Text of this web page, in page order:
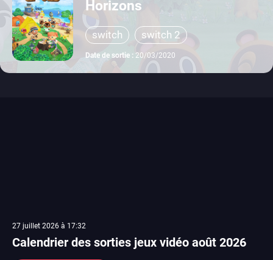
Horizons
switch switch 2
Date de sortie : 20/03/2020
27 juillet 2026 à 17:32
Calendrier des sorties jeux vidéo août 2026